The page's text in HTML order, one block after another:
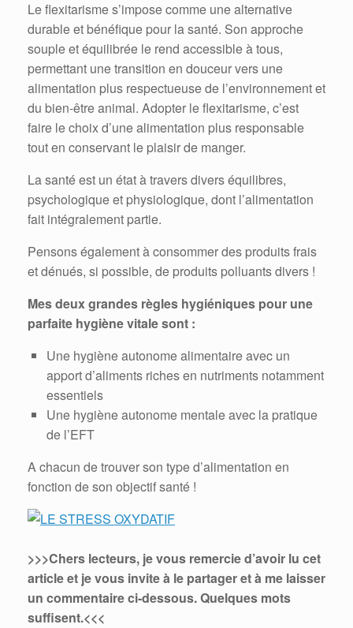
Le flexitarisme s’impose comme une alternative
durable et bénéfique pour la santé. Son approche
souple et équilibrée le rend accessible à tous,
permettant une transition en douceur vers une
alimentation plus respectueuse de l’environnement et
du bien-être animal. Adopter le flexitarisme, c’est
faire le choix d’une alimentation plus responsable
tout en conservant le plaisir de manger.
La santé est un état à travers divers équilibres,
psychologique et physiologique, dont l’alimentation
fait intégralement partie.
Pensons également à consommer des produits frais
et dénués, si possible, de produits polluants divers !
Mes deux grandes règles hygiéniques pour une
parfaite hygiène vitale sont :
Une hygiène autonome alimentaire avec un
apport d’aliments riches en nutriments notamment
essentiels
Une hygiène autonome mentale avec la pratique
de l’EFT
A chacun de trouver son type d’alimentation en
fonction de son objectif santé !
>>>Chers lecteurs, je vous remercie d’avoir lu cet
article et je vous invite à le partager et à me laisser
un commentaire ci-dessous.Quelques mots
suffisent.<<<